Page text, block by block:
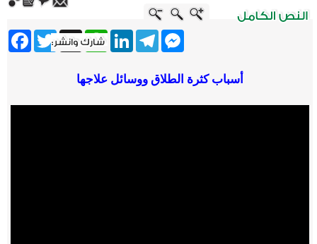
Twitter X
WhatsApp
LinkedInTelegram
Messenger
أسباب كثرة الطلاق ووسائل علاجها